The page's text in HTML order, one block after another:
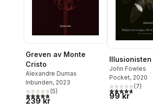
Greven av Monte
Cristo
Alexandre Dumas
Inbunden, 2023
4,8utav 5 stjärnor. Totalt antal röster:
(5)
239 kr
Illusionisten
John Fowles
Pocket, 2020
4,7utav 5(7)
99 kr